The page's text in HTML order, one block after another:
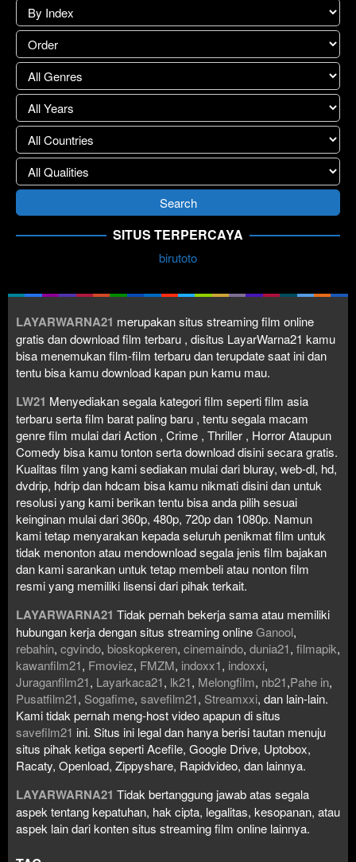
SITUS TERPERCAYA
birutoto
LAYARWARNA21 merupakan situs streaming film online
gratis dan download film terbaru , disitus LayarWarna21 kamu
bisa menemukan film-film terbaru dan terupdate saat ini dan
tentu bisa kamu download kapan pun kamu mau.
LW21 Menyediakan segala kategori film seperti film asia
terbaru serta film barat paling baru , tentu segala macam
genre film mulai dari Action , Crime , Thriller , Horror Ataupun
Comedy bisa kamu tonton serta download disini secara gratis.
Kualitas film yang kami sediakan mulai dari bluray, web-dl, hd,
dvdrip, hdrip dan hdcam bisa kamu nikmati disini dan untuk
resolusi yang kami berikan tentu bisa anda pilih sesuai
keinginan mulai dari 360p, 480p, 720p dan 1080p. Namun
kami tetap menyarakan kepada seluruh penikmat film untuk
tidak menonton atau mendownload segala jenis film bajakan
dan kami sarankan untuk tetap membeli atau nonton film
resmi yang memiliki lisensi dari pihak terkait.
LAYARWARNA21 Tidak pernah bekerja sama atau memiliki
hubungan kerja dengan situs streaming onlineGanool,
rebahin, cgvindo, bioskopkeren, cinemaindo, dunia21, filmapik,
kawanfilm21, Fmoviez, FMZM, indoxx1, indoxxi,
Juraganfilm21, Layarkaca21, lk21, Melongfilm, nb21,Pahe in,
Pusatfilm21, Sogafime, savefilm21, Streamxxi, dan lain-lain.
Kami tidak pernah meng-host video apapun di situs
savefilm21 ini. Situs ini legal dan hanya berisi tautan menuju
situs pihak ketiga seperti Acefile, Google Drive, Uptobox,
Racaty, Openload, Zippyshare, Rapidvideo, dan lainnya.
LAYARWARNA21 Tidak bertanggung jawab atas segala
aspek tentang kepatuhan, hak cipta, legalitas, kesopanan, atau
aspek lain dari konten situs streaming film online lainnya.